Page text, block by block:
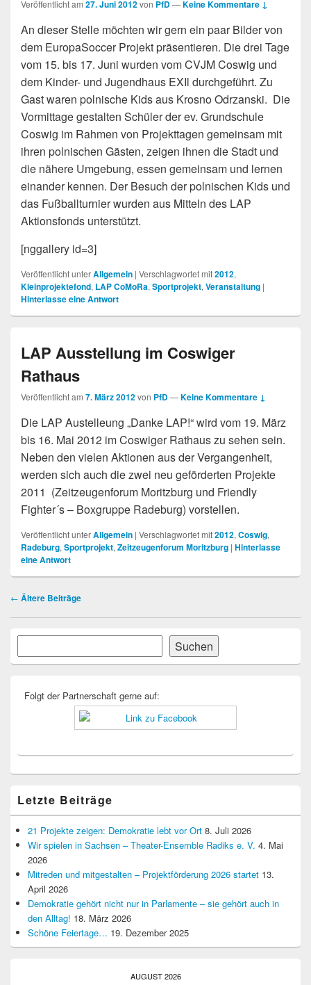
Veröffentlicht am 27. Juni 2012von PfD—Keine Kommentare ↓
An dieser Stelle möchten wir gern ein paar Bilder von
dem EuropaSoccer Projekt präsentieren. Die drei Tage
vom 15. bis 17. Juni wurden vom CVJM Coswig und
dem Kinder- und Jugendhaus EXIl durchgeführt. Zu
Gast waren polnische Kids aus Krosno Odrzanski. Die
Vormittage gestalten Schüler der ev. Grundschule
Coswig im Rahmen von Projekttagen gemeinsam mit
ihren polnischen Gästen, zeigen ihnen die Stadt und
die nähere Umgebung, essen gemeinsam und lernen
einander kennen. Der Besuch der polnischen Kids und
das Fußballturnier wurden aus Mitteln des LAP
Aktionsfonds unterstützt.
[nggallery id=3]
Veröffentlicht unterAllgemein | Verschlagwortet mit2012,
Kleinprojektefond, LAP CoMoRa, Sportprojekt, Veranstaltung |
Hinterlasse eine Antwort
LAP Ausstellung im Coswiger
Rathaus
Veröffentlicht am 7. März 2012von PfD—Keine Kommentare ↓
Die LAP Austelleung „Danke LAP!“ wird vom 19. März
bis 16. Mai 2012 im Coswiger Rathaus zu sehen sein.
Neben den vielen Aktionen aus der Vergangenheit,
werden sich auch die zwei neu geförderten Projekte
2011 (Zeitzeugenforum Moritzburg und Friendly
Fighter´s – Boxgruppe Radeburg) vorstellen.
Veröffentlicht unterAllgemein | Verschlagwortet mit2012, Coswig,
Radeburg, Sportprojekt, Zeitzeugenforum Moritzburg | Hinterlasse
eine Antwort
Beitragsnavigation
← Ältere Beiträge
Primärer
Widgetbereich
Suchen
Folgt der Partnerschaft gerne auf:
Letzte Beiträge
21 Projekte zeigen: Demokratie lebt vor Ort 8. Juli 2026
Wir spielen in Sachsen – Theater-Ensemble Radiks e. V. 4. Mai
2026
Mitreden und mitgestalten – Projektförderung 2026 startet 13.
April 2026
Demokratie gehört nicht nur in Parlamente – sie gehört auch in
den Alltag! 18. März 2026
Schöne Feiertage… 19. Dezember 2025
AUGUST 2026